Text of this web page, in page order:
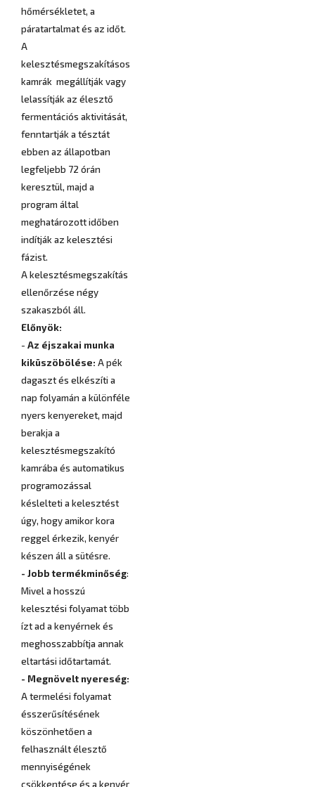
hőmérsékletet, a
páratartalmat és az időt.
A
kelesztésmegszakításos
kamrák megállítják vagy
lelassítják az élesztő
fermentációs aktivitását,
fenntartják a tésztát
ebben az állapotban
legfeljebb 72 órán
keresztül, majd a
program által
meghatározott időben
indítják az kelesztési
fázist.
A kelesztésmegszakítás
ellenőrzése négy
szakaszból áll.
Előnyök:
- Az éjszakai munka
kiküszöbölése: A pék
dagaszt és elkészíti a
nap folyamán a különféle
nyers kenyereket, majd
berakja a
kelesztésmegszakító
kamrába és automatikus
programozással
késlelteti a kelesztést
úgy, hogy amikor kora
reggel érkezik, kenyér
készen áll a sütésre.
- Jobb termékminőség:
Mivel a hosszú
kelesztési folyamat több
ízt ad a kenyérnek és
meghosszabbítja annak
eltartási időtartamát.
- Megnövelt nyereség:
A termelési folyamat
ésszerűsítésének
köszönhetően a
felhasznált élesztő
mennyiségének
csökkentése és a kenyér